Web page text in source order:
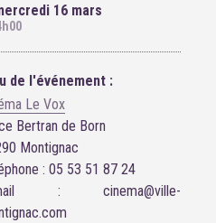
16 mars
de l'événement :
Le Vox
Bertran de Born
Montignac
: 05 53 51 87 24
: cinema@ville-